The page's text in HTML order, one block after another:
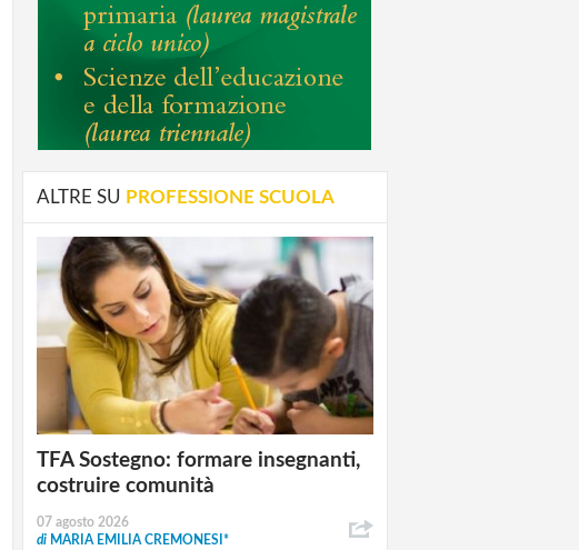
ALTRE SU PROFESSIONE SCUOLA
TFA Sostegno: formare insegnanti,
costruire comunità
07 agosto 2026
di MARIA EMILIA CREMONESI*